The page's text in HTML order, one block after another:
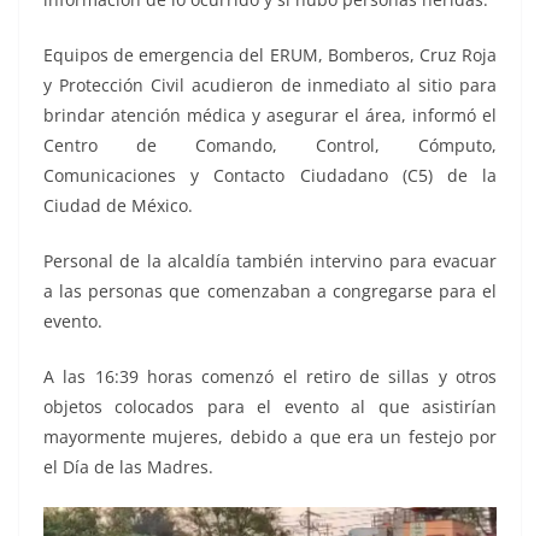
Equipos de emergencia del ERUM, Bomberos, Cruz Roja
y Protección Civil acudieron de inmediato al sitio para
brindar atención médica y asegurar el área, informó el
Centro de Comando, Control, Cómputo,
Comunicaciones y Contacto Ciudadano (C5) de la
Ciudad de México.
Personal de la alcaldía también intervino para evacuar
a las personas que comenzaban a congregarse para el
evento.
A las 16:39 horas comenzó el retiro de sillas y otros
objetos colocados para el evento al que asistirían
mayormente mujeres, debido a que era un festejo por
el Día de las Madres.